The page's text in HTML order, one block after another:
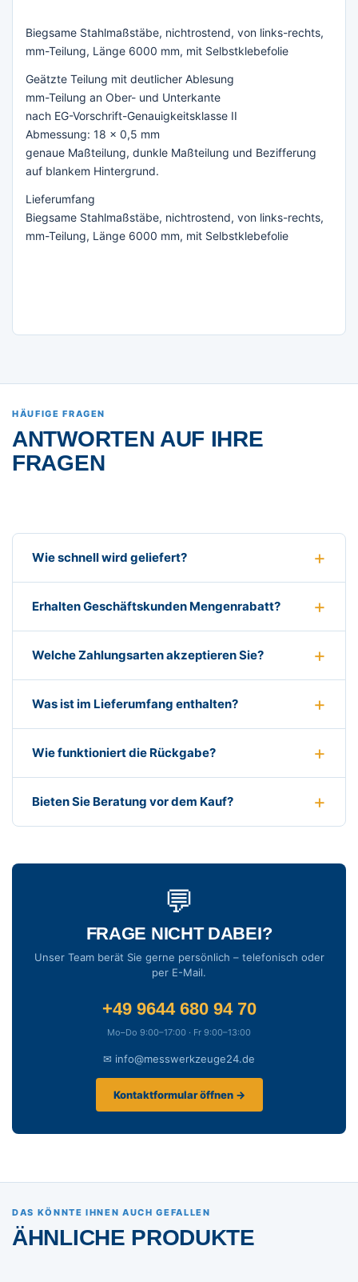
Biegsame Stahlmaßstäbe, nichtrostend, von links-rechts,
mm-Teilung, Länge 6000 mm, mit Selbstklebefolie
Geätzte Teilung mit deutlicher Ablesung
mm-Teilung an Ober- und Unterkante
nach EG-Vorschrift-Genauigkeitsklasse II
Abmessung: 18 x 0,5 mm
genaue Maßteilung, dunkle Maßteilung und Bezifferung
auf blankem Hintergrund.
Lieferumfang
Biegsame Stahlmaßstäbe, nichtrostend, von links-rechts,
mm-Teilung, Länge 6000 mm, mit Selbstklebefolie
HÄUFIGE FRAGEN
ANTWORTEN AUF IHRE
FRAGEN
Wie schnell wird geliefert?
Erhalten Geschäftskunden Mengenrabatt?
Welche Zahlungsarten akzeptieren Sie?
Was ist im Lieferumfang enthalten?
Wie funktioniert die Rückgabe?
Bieten Sie Beratung vor dem Kauf?
💬
FRAGE NICHT DABEI?
Unser Team berät Sie gerne persönlich – telefonisch oder
per E-Mail.
+49 9644 680 94 70
Mo–Do 9:00–17:00 · Fr 9:00–13:00
✉ info@messwerkzeuge24.de
Kontaktformular öffnen →
DAS KÖNNTE IHNEN AUCH GEFALLEN
ÄHNLICHE PRODUKTE